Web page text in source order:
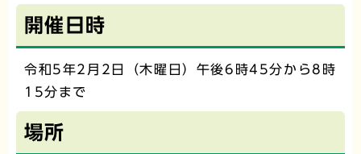
開催日時
令和5年2月2日（木曜日）午後6時45分から8時
15分まで
場所